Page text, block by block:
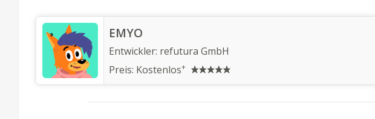
‎EMYO
Entwickler: refutura GmbH
Preis: Kostenlos+